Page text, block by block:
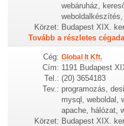
webáruház,
Körzet: Budapest XIX. ker.
Tovább a részletes
Cég: Global It Kft.
Cím: 1191 Budapest
Tel.: (20) 3654183
Tev.: programozás,
mysql, weboldal,
apache, hálózat,
Körzet: Budapest XIX.